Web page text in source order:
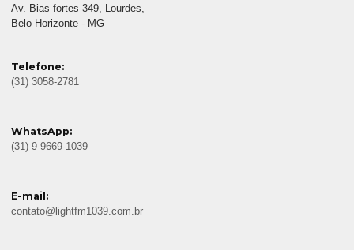
Av. Bias fortes 349, Lourdes,
Belo Horizonte - MG
Telefone:
(31) 3058-2781
WhatsApp:
(31) 9 9669-1039
E-mail:
contato@lightfm1039.com.br